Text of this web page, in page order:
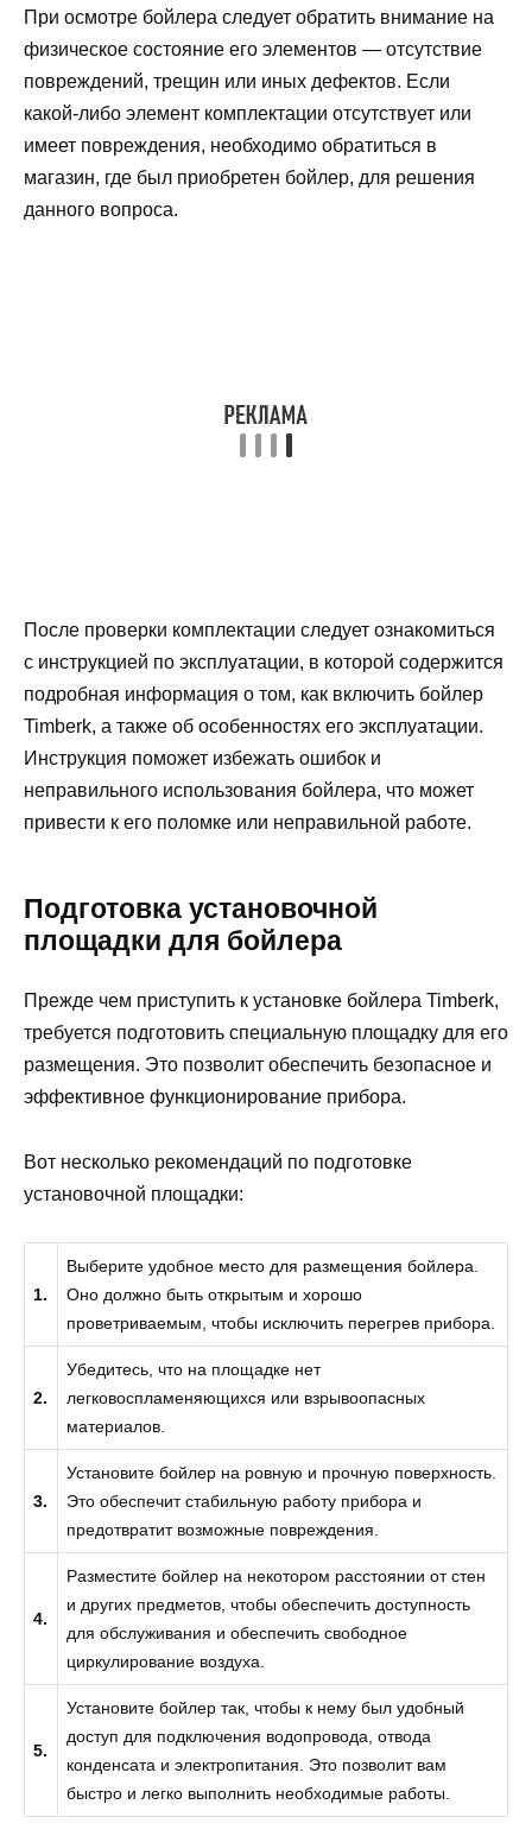
При осмотре бойлера следует обратить внимание на
физическое состояние его элементов — отсутствие
повреждений, трещин или иных дефектов. Если
какой-либо элемент комплектации отсутствует или
имеет повреждения, необходимо обратиться в
магазин, где был приобретен бойлер, для решения
данного вопроса.
После проверки комплектации следует ознакомиться
с инструкцией по эксплуатации, в которой содержится
подробная информация о том, как включить бойлер
Timberk, а также об особенностях его эксплуатации.
Инструкция поможет избежать ошибок и
неправильного использования бойлера, что может
привести к его поломке или неправильной работе.
Подготовка установочной
площадки для бойлера
Прежде чем приступить к установке бойлера Timberk,
требуется подготовить специальную площадку для его
размещения. Это позволит обеспечить безопасное и
эффективное функционирование прибора.
Вот несколько рекомендаций по подготовке
установочной площадки:
1.
Выберите удобное место для размещения бойлера.
Оно должно быть открытым и хорошо
проветриваемым, чтобы исключить перегрев прибора.
2.
Убедитесь, что на площадке нет
легковоспламеняющихся или взрывоопасных
материалов.
3.
Установите бойлер на ровную и прочную поверхность.
Это обеспечит стабильную работу прибора и
предотвратит возможные повреждения.
4.
Разместите бойлер на некотором расстоянии от стен
и других предметов, чтобы обеспечить доступность
для обслуживания и обеспечить свободное
циркулирование воздуха.
5.
Установите бойлер так, чтобы к нему был удобный
доступ для подключения водопровода, отвода
конденсата и электропитания. Это позволит вам
быстро и легко выполнить необходимые работы.